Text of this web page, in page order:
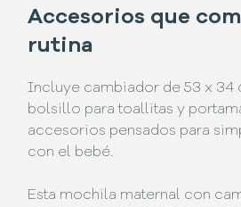
Accesorios que
rutina
Incluye cambiador de 53 x 34
bolsillo para toallitas y
accesorios pensados para
con el bebé.
Esta mochila maternal con